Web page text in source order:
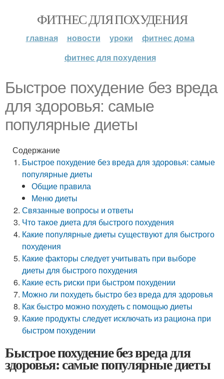
ФИТНЕС ДЛЯ ПОХУДЕНИЯ
главная новости уроки
фитнес дома
фитнес для похудения
Быстрое похудение без вреда
для здоровья: самые
популярные диеты
Содержание
Быстрое похудение без вреда для здоровья: самые
популярные диеты
Общие правила
Меню диеты
Связанные вопросы и ответы
Что такое диета для быстрого похудения
Какие популярные диеты существуют для быстрого
похудения
Какие факторы следует учитывать при выборе
диеты для быстрого похудения
Какие есть риски при быстром похудении
Можно ли похудеть быстро без вреда для здоровья
Как быстро можно похудеть с помощью диеты
Какие продукты следует исключать из рациона при
быстром похудении
Быстрое похудение без вреда для
здоровья: самые популярные диеты